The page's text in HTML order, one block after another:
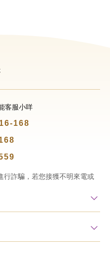
客服小咩
168
詐騙，若您接獲不明來電或